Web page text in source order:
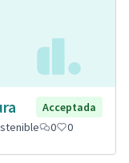
Acceptada
0 0